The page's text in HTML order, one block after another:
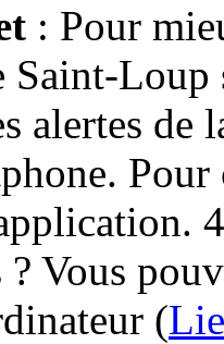
: Pour
Saint-Loup
alertes de
Vous
(